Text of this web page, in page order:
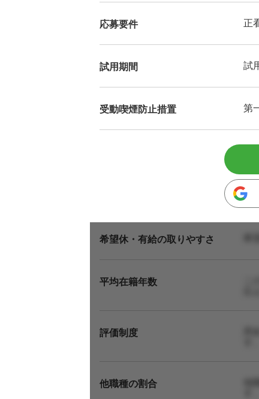
応募要件 正
試用期間 試
受動喫煙防止措置 第
希望休・有給の取りやすさ
平均在籍年数
評価制度
他職種の割合